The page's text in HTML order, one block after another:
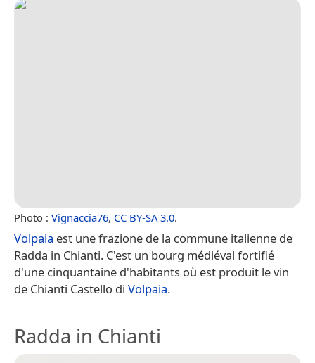
Photo : Vignaccia76, CC BY-SA 3.0.
Volpaia est une frazione de la commune italienne de
Radda in Chianti. C'est un bourg médiéval fortifié
d'une cinquantaine d'habitants où est produit le vin
de Chianti Castello di Volpaia.
Radda in Chianti